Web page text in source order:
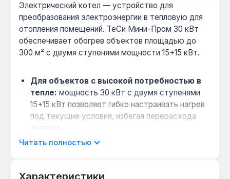
Электрический котел — устройство для
преобразования электроэнергии в тепловую для
отопления помещений. ТеСи Мини-Пром 30 кВт
обеспечивает обогрев объектов площадью до
300 м² с двумя ступенями мощности 15+15 кВт.
Для объектов с высокой потребностью в
тепле: мощность 30 кВт с двумя ступенями
15+15 кВт позволяет гибко настраивать нагрев
под текущие условия, избегая перерасхода
энергии.
Совместимость с внешними регуляторами:
Читать полностью